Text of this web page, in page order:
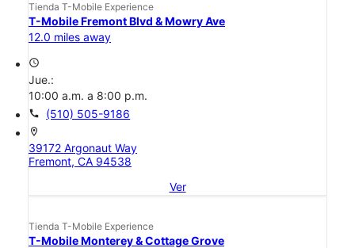
Tienda T-Mobile Experience
T-Mobile Fremont Blvd & Mowry Ave
12.0 miles away
access_time
Jue.:
10:00 a.m. a 8:00 p.m.
call (510) 505-9186
location_on
39172 Argonaut Way
Fremont, CA 94538
Ver
Tienda T-Mobile Experience
T-Mobile Monterey & Cottage Grove